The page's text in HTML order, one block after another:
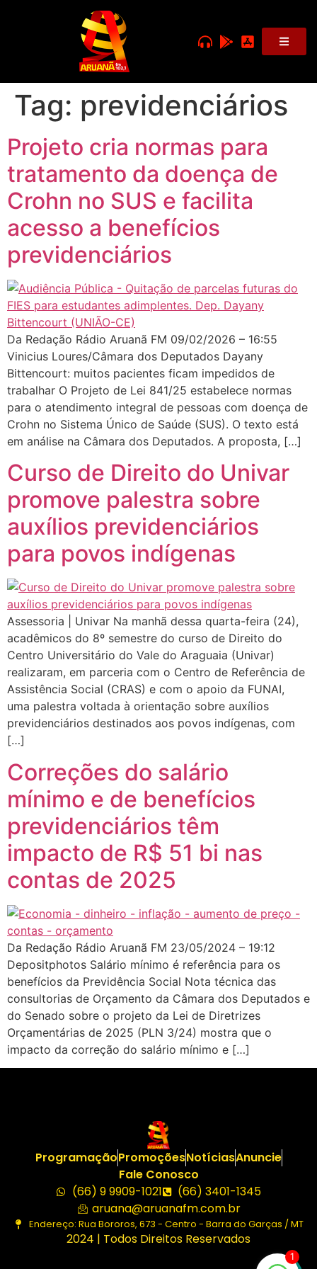
Tag: previdenciários
Projeto cria normas para
tratamento da doença de
Crohn no SUS e facilita
acesso a benefícios
previdenciários
Da Redação Rádio Aruanã FM 09/02/2026 – 16:55
Vinicius Loures/Câmara dos Deputados Dayany
Bittencourt: muitos pacientes ficam impedidos de
trabalhar O Projeto de Lei 841/25 estabelece normas
para o atendimento integral de pessoas com doença de
Crohn no Sistema Único de Saúde (SUS). O texto está
em análise na Câmara dos Deputados. A proposta, […]
Curso de Direito do Univar
promove palestra sobre
auxílios previdenciários
para povos indígenas
Assessoria | Univar Na manhã dessa quarta-feira (24),
acadêmicos do 8º semestre do curso de Direito do
Centro Universitário do Vale do Araguaia (Univar)
realizaram, em parceria com o Centro de Referência de
Assistência Social (CRAS) e com o apoio da FUNAI,
uma palestra voltada à orientação sobre auxílios
previdenciários destinados aos povos indígenas, com
[…]
Correções do salário
mínimo e de benefícios
previdenciários têm
impacto de R$ 51 bi nas
contas de 2025
Da Redação Rádio Aruanã FM 23/05/2024 – 19:12
Depositphotos Salário mínimo é referência para os
benefícios da Previdência Social Nota técnica das
consultorias de Orçamento da Câmara dos Deputados e
do Senado sobre o projeto da Lei de Diretrizes
Orçamentárias de 2025 (PLN 3/24) mostra que o
impacto da correção do salário mínimo e […]
ProgramaçãoPromoçõesNotíciasAnuncie
Fale Conosco
(66) 9 9909-1021
(66) 3401-1345
aruana@aruanafm.com.br
Endereço: Rua Bororos, 673 - Centro - Barra do Garças / MT
2024 | Todos Direitos Reservados
1